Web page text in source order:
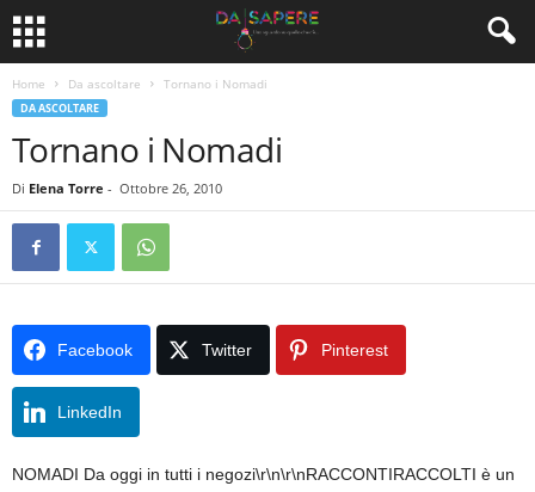
Home Da ascoltare Tornano i Nomadi
DA ASCOLTARE
Tornano i Nomadi
Di Elena Torre - Ottobre 26, 2010
Facebook Twitter Pinterest
LinkedIn
NOMADI Da oggi in tutti i negozi\r\n\r\nRACCONTIRACCOLTI è un